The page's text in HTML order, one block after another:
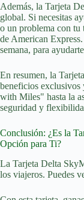
Además, la Tarjeta
global. Si necesitas
o un problema con tu
de American
semana, para
En resumen, la
beneficios exclusivos
with Miles" hasta la
seguridad y
Conclusión: ¿Es la
Opción para Ti?
La Tarjeta Delta
los viajeros. Puedes